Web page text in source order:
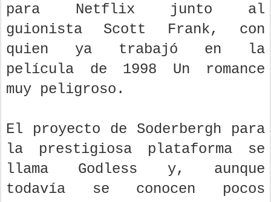
para Netflix junto al
guionista Scott Frank, con
quien ya trabajó en la
película de 1998 Un romance
muy peligroso.
El proyecto de Soderbergh para
la prestigiosa plataforma se
llama Godless y, aunque
todavía se conocen pocos